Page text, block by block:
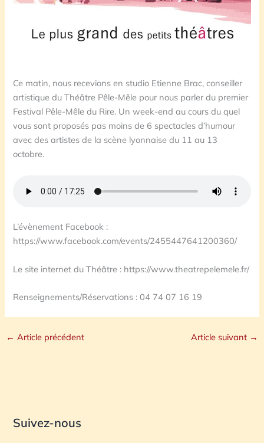
Ce matin, nous recevions en studio Etienne Brac, conseiller
artistique du Théâtre Pêle-Mêle pour nous parler du premier
Festival Pêle-Mêle du Rire. Un week-end au cours du quel
vous sont proposés pas moins de 6 spectacles d’humour
avec des artistes de la scène lyonnaise du 11 au 13
octobre.
L’évènement Facebook :
https://www.facebook.com/events/2455447641200360/
Le site internet du Théâtre : https://www.theatrepelemele.fr/
Renseignements/Réservations : 04 74 07 16 19
← Article précédent Article suivant →
Suivez-nous